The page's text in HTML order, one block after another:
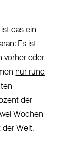
das ein
Es ist
vorher oder
nur rund
der
Wochen
der Welt.